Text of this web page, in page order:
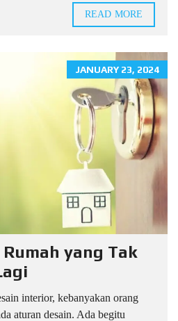
READ MORE
JANUARY 23, 2024
yang Tak
interior, kebanyakan orang
aturan desain. Ada begitu